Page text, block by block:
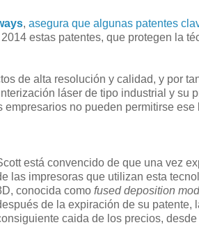
, asegura que algunas patentes
estas patentes, que protegen la
de alta resolución y calidad, y por
láser de tipo industrial y su
no pueden permitirse ese
está convencido de que una vez
las impresoras que utilizan esta
conocida como fused deposition
de la expiración de su patente,
caida de los precios,